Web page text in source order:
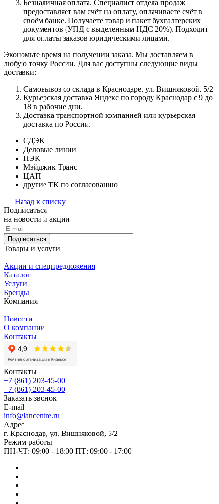
Безналичная оплата. Специалист отдела продаж
предоставляет вам счёт на оплату, оплачиваете счёт в
своём банке. Получаете товар и пакет бухгалтерских
документов (УПД с выделенным НДС 20%). Подходит
для оплаты заказов юридическими лицами.
Экономьте время на получении заказа. Мы доставляем в
любую точку России. Для вас доступны следующие виды
доставки:
Самовывоз со склада в Краснодаре, ул. Вишняковой, 5/2
Курьерская доставка Яндекс по городу Краснодар с 9 до
18 в рабочие дни.
Доставка транспортной компанией или курьерская
доставка по России.
СДЭК
Деловые линии
ПЭК
Мэйджик Транс
ЦАП
другие ТК по согласованию
Назад к списку
Подписаться
на новости и акции
Подписаться
Товары и услуги
Акции и спецпредложения
Каталог
Услуги
Бренды
Компания
Новости
О компании
Контакты
Контакты
+7 (861) 203-45-00
+7 (861) 203-45-00
Заказать звонок
E-mail
info@lancentre.ru
Адрес
г. Краснодар, ул. Вишняковой, 5/2
Режим работы
ПН-ЧТ: 09:00 - 18:00 ПТ: 09:00 - 17:00